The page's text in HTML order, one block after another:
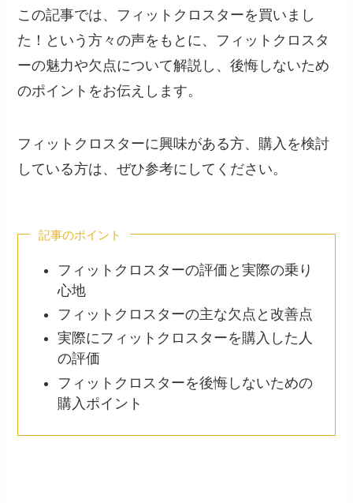
この記事では、フィットクロスターを買いまし
た！という方々の声をもとに、フィットクロスタ
ーの魅力や欠点について解説し、後悔しないため
のポイントをお伝えします。
フィットクロスターに興味がある方、購入を検討
している方は、ぜひ参考にしてください。
記事のポイント
フィットクロスターの評価と実際の乗り
心地
フィットクロスターの主な欠点と改善点
実際にフィットクロスターを購入した人
の評価
フィットクロスターを後悔しないための
購入ポイント